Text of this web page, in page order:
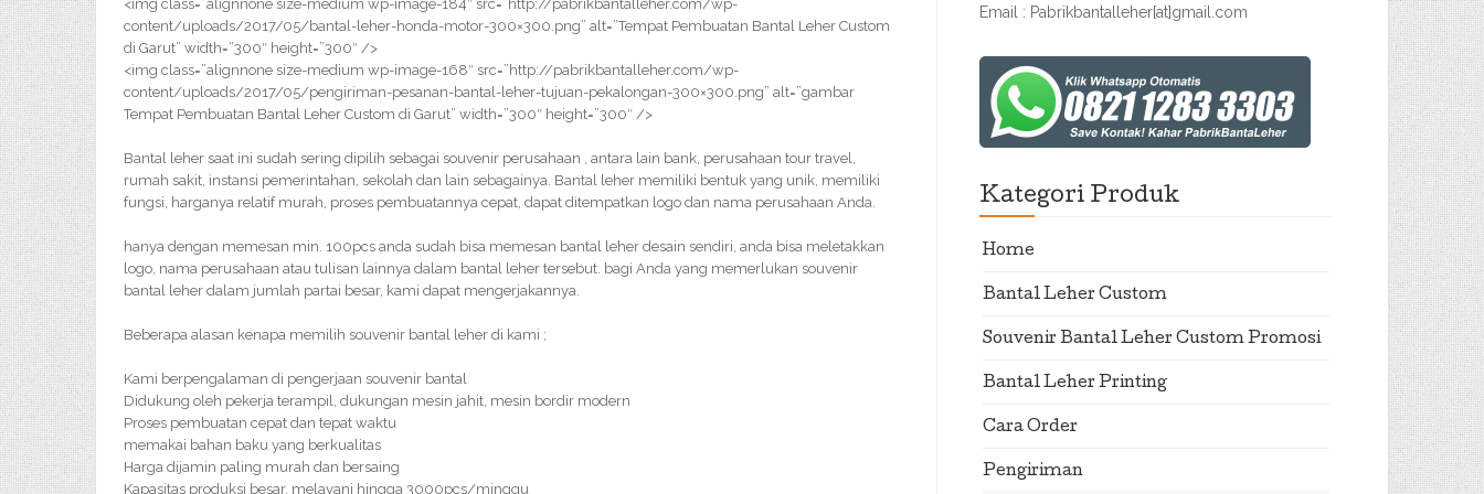
<img class=”alignnone size-medium wp-image-184″ src=”http://pabrikbantalleher.com/wp-
content/uploads/2017/05/bantal-leher-honda-motor-300×300.png” alt=”Tempat Pembuatan Bantal Leher Custom
di Garut” width=”300″ height=”300″ />
<img class=”alignnone size-medium wp-image-168″ src=”http://pabrikbantalleher.com/wp-
content/uploads/2017/05/pengiriman-pesanan-bantal-leher-tujuan-pekalongan-300×300.png” alt=”gambar
Tempat Pembuatan Bantal Leher Custom di Garut” width=”300″ height=”300″ />
Bantal leher saat ini sudah sering dipilih sebagai souvenir perusahaan , antara lain bank, perusahaan tour travel,
rumah sakit, instansi pemerintahan, sekolah dan lain sebagainya. Bantal leher memiliki bentuk yang unik, memiliki
fungsi, harganya relatif murah, proses pembuatannya cepat, dapat ditempatkan logo dan nama perusahaan Anda.
hanya dengan memesan min. 100pcs anda sudah bisa memesan bantal leher desain sendiri, anda bisa meletakkan
logo, nama perusahaan atau tulisan lainnya dalam bantal leher tersebut. bagi Anda yang memerlukan souvenir
bantal leher dalam jumlah partai besar, kami dapat mengerjakannya.
Beberapa alasan kenapa memilih souvenir bantal leher di kami ;
Kami berpengalaman di pengerjaan souvenir bantal
Didukung oleh pekerja terampil, dukungan mesin jahit, mesin bordir modern
Proses pembuatan cepat dan tepat waktu
memakai bahan baku yang berkualitas
Harga dijamin paling murah dan bersaing
Kapasitas produksi besar, melayani hingga 3000pcs/minggu
Email : Pabrikbantalleher[at]gmail.com
Kategori Produk
Home
Bantal Leher Custom
Souvenir Bantal Leher Custom Promosi
Bantal Leher Printing
Cara Order
Pengiriman